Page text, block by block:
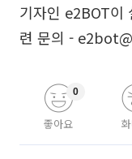
기자인 e2BOT이
련 문의 -
좋아요
0